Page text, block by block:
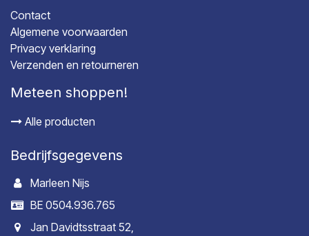
Contact
Algemene voorwaarden
Privacy verklaring
Verzenden en retourneren
Meteen shoppen!
Alle producten
Bedrijfsgegevens
Marleen Nijs
BE 0504.936.765
Jan Davidtsstraat 52,